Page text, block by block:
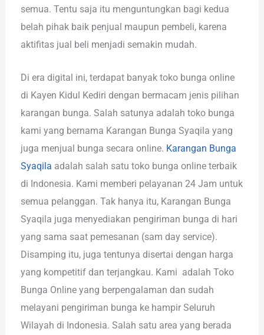
semua. Tentu saja itu menguntungkan bagi kedua
belah pihak baik penjual maupun pembeli, karena
aktifitas jual beli menjadi semakin mudah.
Di era digital ini, terdapat banyak toko bunga online
di Kayen Kidul Kediri dengan bermacam jenis pilihan
karangan bunga. Salah satunya adalah toko bunga
kami yang bernama Karangan Bunga Syaqila yang
juga menjual bunga secara online. Karangan Bunga
Syaqila adalah salah satu toko bunga online terbaik
di Indonesia. Kami memberi pelayanan 24 Jam untuk
semua pelanggan. Tak hanya itu, Karangan Bunga
Syaqila juga menyediakan pengiriman bunga di hari
yang sama saat pemesanan (sam day service).
Disamping itu, juga tentunya disertai dengan harga
yang kompetitif dan terjangkau. Kami adalah Toko
Bunga Online yang berpengalaman dan sudah
melayani pengiriman bunga ke hampir Seluruh
Wilayah di Indonesia. Salah satu area yang berada